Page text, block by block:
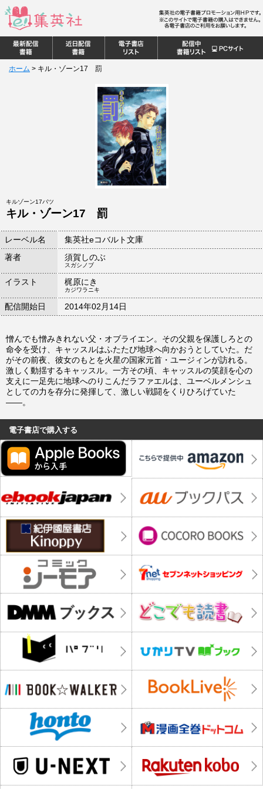
ホーム > キル・ゾーン17 罰
キルゾーン17バツ
キル・ゾーン17 罰
レーベル名
集英社eコバルト文庫
著者
須賀しのぶ
スガシノブ
イラスト 梶原にき
カジワラニキ
配信開始日 2014年02月14日
憎んでも憎みきれない父・オブライエン。その父親を保護しろとの
命令を受け、キャッスルはふたたび地球へ向かおうとしていた。だ
がその前夜、彼女のもとを火星の国家元首・ユージィンが訪れる。
激しく動揺するキャッスル。一方その頃、キャッスルの笑顔を心の
支えに一足先に地球へのりこんだラファエルは、ユーベルメンシュ
としての力を存分に発揮して、激しい戦闘をくりひろげていた
――。
電子書店で購入する